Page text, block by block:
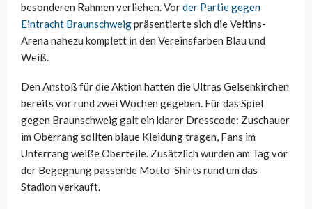
besonderen Rahmen verliehen. Vorder Partie gegen
Eintracht Braunschweigpräsentierte sich die Veltins-
Arena nahezu komplett in den Vereinsfarben Blau und
Weiß.
Den Anstoß für die Aktion hatten die Ultras Gelsenkirchen
bereits vor rund zwei Wochen gegeben. Für das Spiel
gegen Braunschweig galt ein klarer Dresscode: Zuschauer
im Oberrang sollten blaue Kleidung tragen, Fans im
Unterrang weiße Oberteile. Zusätzlich wurden am Tag vor
der Begegnung passende Motto-Shirts rund um das
Stadion verkauft.